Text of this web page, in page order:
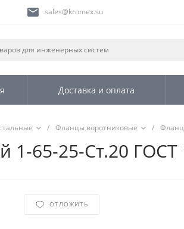
sales@kromex.su
Доставка и оплата
/ Фланцы воротниковые /
1-65-25-Ст.20 ГОСТ
ОТЛОЖИТЬ